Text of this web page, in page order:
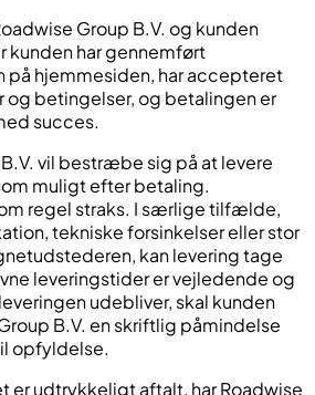
Group B.V. og kunden
kunden har gennemført
på hjemmesiden, har accepteret
og betingelser, og betalingen er
succes.
vil bestræbe sig på at levere
muligt efter betaling.
regel straks. I særlige tilfælde,
tekniske forsinkelser eller stor
kan levering tage
leveringstider er vejledende og
udebliver, skal kunden
B.V. en skriftlig påmindelse
opfyldelse.
er udtrykkeligt aftalt, har Roadwise